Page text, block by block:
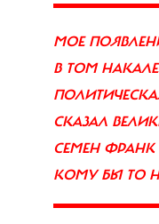
МОЕ
В ТОМ
СКАЗАЛ
СЕМЕН ФРАНК
КОМУ БЫ ТО